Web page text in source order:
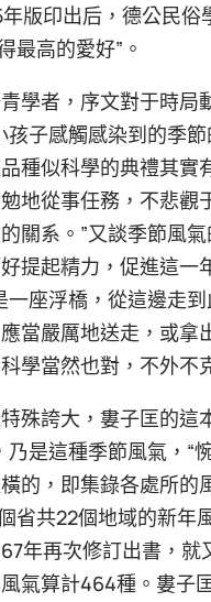
版印出后，德公民
最高的愛好”。
學者，序文對于時
孩子感觸感染到的季
種似科學的典禮其實
地從事任務，不悲
關系。”又談季節風
提起精力，促進這
一座浮橋，從這邊走
當嚴厲地送走，或
學當然也對，不外
殊誇大，婁子匡的
乃是這種季節風氣，
的，即集錄各處所的
省共22個地域的新
年再次修訂出書，
氣算計464種。婁子